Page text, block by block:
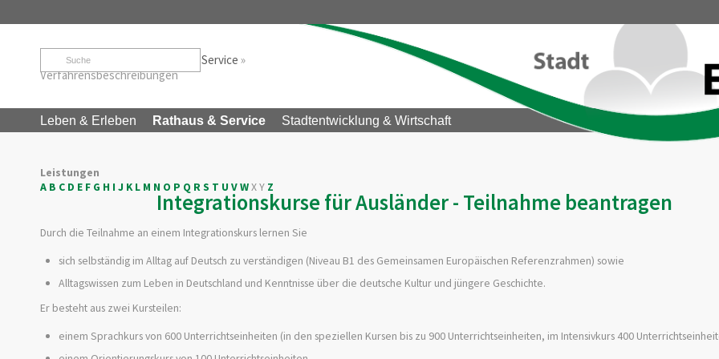
Startseite Service »
Verfahrensbeschreibungen
Leben & Erleben Rathaus & Service Stadtentwicklung & Wirtschaft
Leistungen
A B C D E F G H I J K L M N O P Q RS T U VWXY Z
Integrationskurse für Ausländer - Teilnahme beantragen
Durch die Teilnahme an einem Integrationskurs lernen Sie
sich selbständig im Alltag auf Deutsch zu verständigen (Niveau B1 des Gemeinsamen Europäischen Referenzrahmen) sowie
Alltagswissen zum Leben in Deutschland und Kenntnisse über die deutsche Kultur und jüngere Geschichte.
Er besteht aus zwei Kursteilen:
einem Sprachkurs von 600 Unterrichtseinheiten (in den speziellen Kursen bis zu 900 Unterrichtseinheiten, im Intensivkurs400